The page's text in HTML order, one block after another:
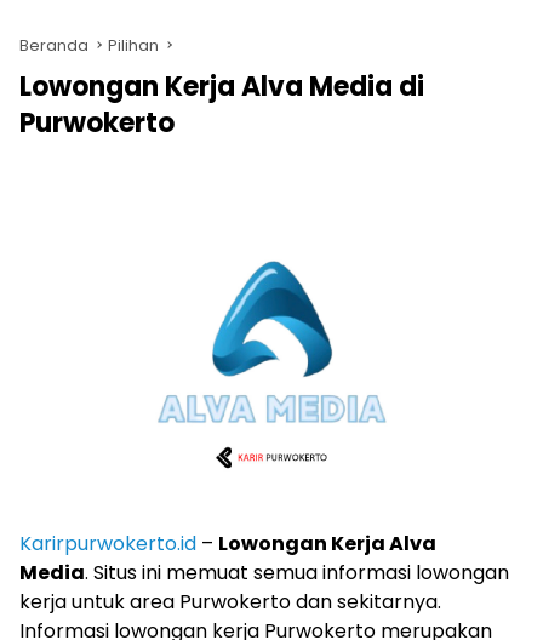
Beranda Pilihan
Lowongan Kerja Alva Media di
Purwokerto
Karirpurwokerto.id – Lowongan Kerja Alva
Media. Situs ini memuat semua informasi lowongan
kerja untuk area Purwokerto dan sekitarnya.
Informasi lowongan kerja Purwokerto merupakan